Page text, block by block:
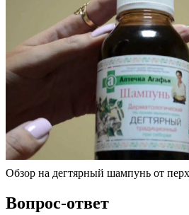
Обзор на дегтярный шампунь от
Вопрос-ответ